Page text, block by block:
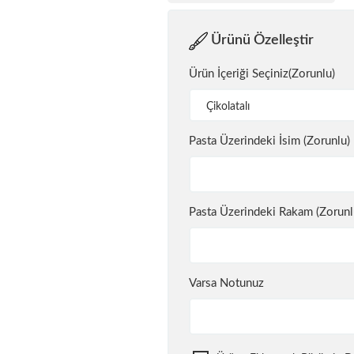
Ürünü Özelleştir
Ürün İçeriği Seçiniz(Zorunlu)
Çikolatalı
Pasta Üzerindeki İsim (Zorunlu)
Pasta Üzerindeki Rakam
Varsa Notunuz